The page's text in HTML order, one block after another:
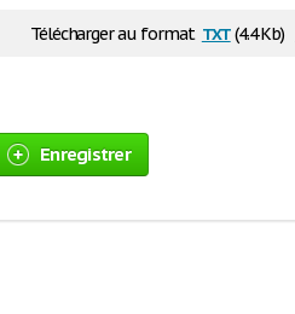
Télécharger au format txt(4.4 Kb)
Enregistrer